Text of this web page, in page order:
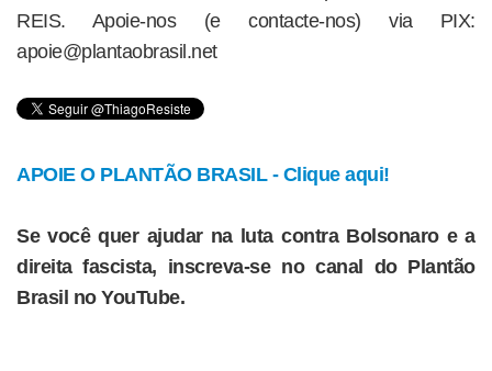
REIS. Apoie-nos (e contacte-nos) via PIX:
apoie@plantaobrasil.net
APOIE O PLANTÃO BRASIL - Clique aqui!
Se você quer ajudar na luta contra Bolsonaro e a
direita fascista, inscreva-se no canal do Plantão
Brasil no YouTube.